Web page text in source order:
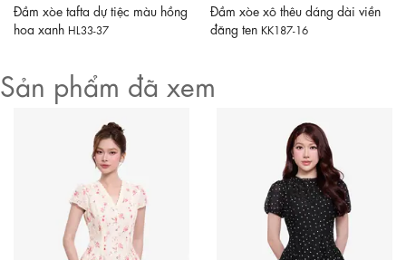
Đầm xòe tafta dự tiệc màu hồng
hoa xanh HL33-37
Đầm xòe xô thêu dáng dài viền
đăng ten KK187-16
Sản phẩm đã xem